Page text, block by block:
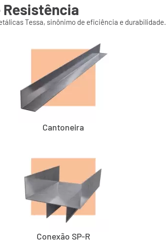
Resistência
Tessa, sinônimo de eficiência e durabilidade.
Cantoneira
Conexão SP-R